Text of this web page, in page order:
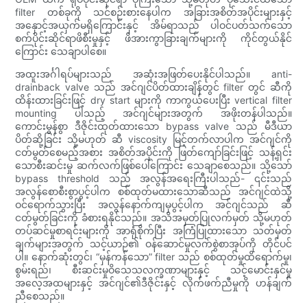
filter တစ်ခုကို သင်စဉ်းစားနေပါက အခြားအစိတ်အပိုင်းများနှင့်
အနှောင့်အယှက်မရှိကြောင်းနှင့် အိမ်ရာသည် ပါဝင်ပတ်သက်သော
စက်ပိုင်းဆိုင်ရာဖိစီးမှုနှင့် ဖိအားကွာခြားချက်များကို ကိုင်တွယ်နိုင်
ကြောင်း သေချာပါစေ။
အထူးအင်္ဂါရပ်များသည် အဆုံးအဖြတ်ပေးနိုင်ပါသည်။ anti-
drainback valve သည် အင်ဂျင်ပိတ်ထားချိန်တွင် filter တွင် ဆီကို
ထိန်းထားခြင်းဖြင့် dry start များကို ကာကွယ်ပေးပြီး vertical filter
mounting ပါသည့် အင်ဂျင်များအတွက် အဖိုးတန်ပါသည်။
ကောင်းမွန်စွာ ဒီဇိုင်းထုတ်ထားသော bypass valve သည် မီဒီယာ
ပိတ်ဆို့ခြင်း သို့မဟုတ် ဆီ viscosity မြင့်တက်လာပါက အင်ဂျင်ကို
ငတ်မွတ်စေမည့်အစား အစိတ်အပိုင်းကို ဖြတ်ကျော်ခြင်းဖြင့် သန့်ရှင်း
သောစီးဆင်းမှု ဆက်လက်ဖြစ်ပေါ်ကြောင်း သေချာစေသည်။ သို့သော်
bypass threshold သည် အလွန်အရေးကြီးပါသည်- ၎င်းသည်
အလွန်စောစီးစွာပွင့်ပါက စစ်ထုတ်မထားသောဆီသည် အင်ဂျင်ထဲသို့
ဝင်ရောက်သွားပြီး အလွန်နောက်ကျမှပွင့်ပါက အင်ဂျင်သည် ဆီ
ငတ်မွတ်ခြင်းကို ခံစားရနိုင်သည်။ အသိအမှတ်ပြုလက်မှတ် သို့မဟုတ်
တပ်ဆင်မှုစာရင်းများကို အာရုံစိုက်ပြီး အကြံပြုထားသော သတ်မှတ်
ချက်များအတွက် သင့်ယာဉ်၏ ဝန်ဆောင်မှုလက်စွဲစာအုပ်ကို တိုင်ပင်
ပါ။ နောက်ဆုံးတွင်၊ “မှန်ကန်သော” filter သည် စစ်ထုတ်မှုထိရောက်မှု၊
စွမ်းရည်၊ စီးဆင်းမှုဝိသေသလက္ခဏာများနှင့် သင့်မောင်းနှင်မှု
အလေ့အထများနှင့် အင်ဂျင်၏ဒီဇိုင်းနှင့် လိုက်ဖက်ညီမှုကို ဟန်ချက်
ညီစေသည်။